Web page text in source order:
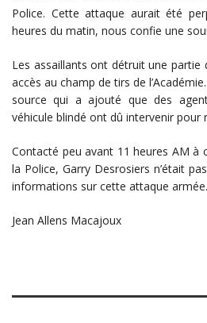
Police. Cette attaque aurait été
heures du matin, nous confie une
Les assaillants ont détruit une
accès au champ de tirs de
source qui a ajouté que des
véhicule blindé ont dû intervenir pour
Contacté peu avant 11 heures AM à
la Police, Garry Desrosiers n’était
informations sur cette attaque armée.
Jean Allens Macajoux